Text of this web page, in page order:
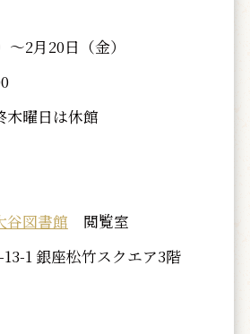
2月20日（金）
曜日は休館
谷図書館 閲覧室
1 銀座松竹スクエア3階